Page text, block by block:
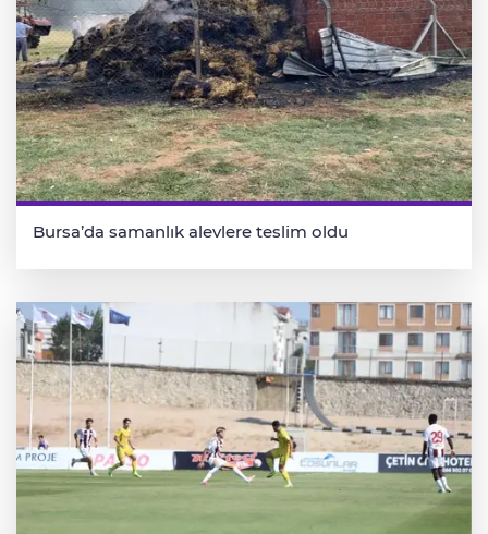
Bursa’da samanlık alevlere teslim oldu